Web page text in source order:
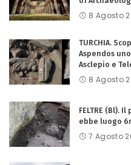
8 Agosto
TURCHIA.
Aspendos
Asclepio e
8 Agosto
FELTRE (Bl).
ebbe luogo
7 Agosto